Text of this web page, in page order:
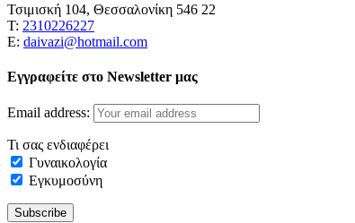
Τσιμισκή 104, Θεσσαλονίκη 546 22
Τ: 2310226227
Ε: daivazi@hotmail.com
Εγγραφείτε στο Newsletter μας
Email address:
Τι σας ενδιαφέρει
Γυναικολογία
Εγκυμοσύνη